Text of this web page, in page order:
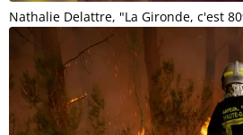
Nathalie Delattre, "La Gironde, c'est